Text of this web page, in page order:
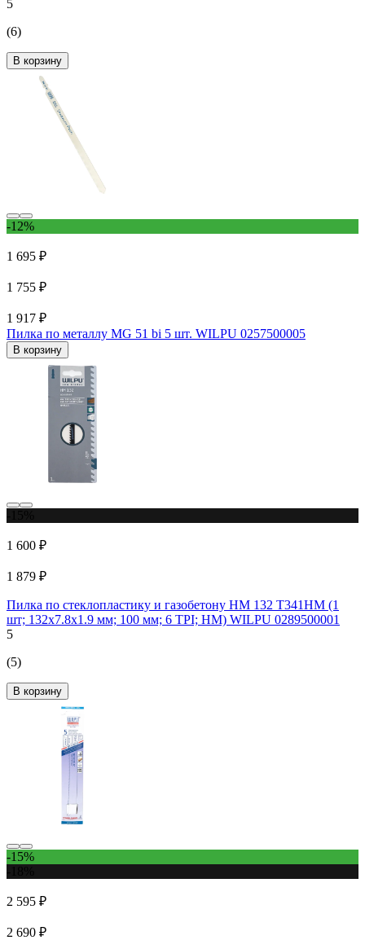
5
(6)
В корзину
-12%
1 695 ₽
1 755 ₽
1 917 ₽
Пилка по металлу MG 51 bi 5 шт. WILPU 0257500005
В корзину
1 600 ₽
1 879 ₽
Пилка по стеклопластику и газобетону HM 132 Т341НМ (1
шт; 132х7.8х1.9 мм; 100 мм; 6 TPI; HM) WILPU 0289500001
5
(5)
В корзину
-15%
2 595 ₽
2 690 ₽